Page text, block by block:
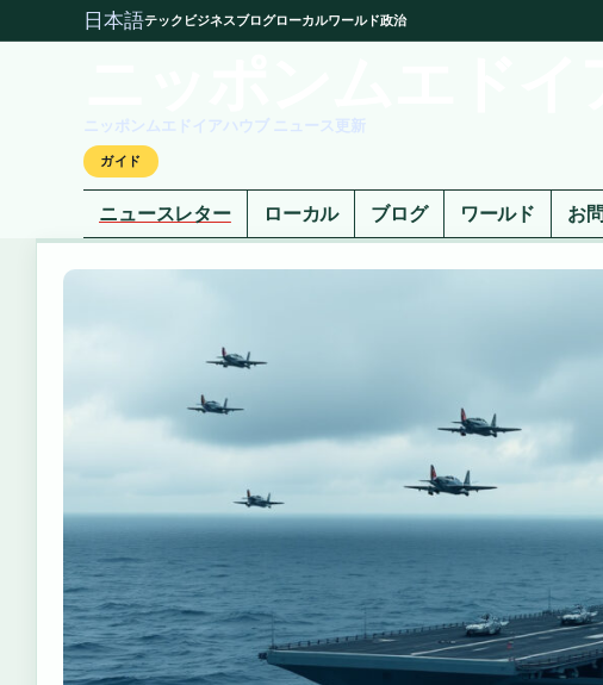
日本語テック ビジネスブログローカルワールド政治
ニッポンムエドイアハウブ ニュース更新
ガイド
ニュースレター ローカル ブログ ワールド お